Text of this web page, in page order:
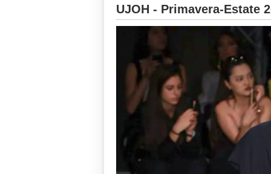
UJOH - Primavera-Estate